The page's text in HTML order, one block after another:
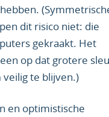
dit risico niet: die
gekraakt. Het
op dat grotere
te blijven.)
en optimistische